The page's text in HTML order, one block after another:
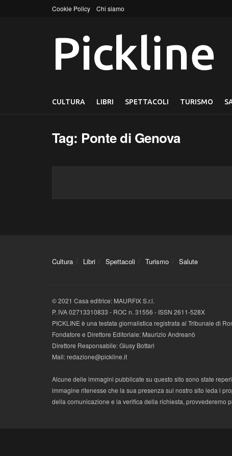
Cookie Policy Chi siamo
Pickline
CULTURA LIBRI SPETTACOLI TURISMO
Tag: Ponte di Genova
Cultura Libri Spettacoli Turismo Salute
© 2021 Casa editrice: MAURFIX S.r.l.
P. IVA 02713310833 - ROC n. 31556 - ISSN 2611-528X
PICKLINE è una testata giornalistica registrata al Tribunale di
Fondatore e Direttore Editoriale: Maurizio Andreanò
Direttore Responsabile: Giusy Bottari
Mail: redazione@pickline.it
Alcune delle immagini pubblicate su questo sito sono state
immagine ritenesse che la sua presenza sul nostro sito leda i
della comunicazione e la verifica della richiesta, provvederemo